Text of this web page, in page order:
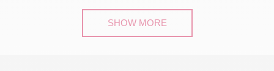
SHOW MORE